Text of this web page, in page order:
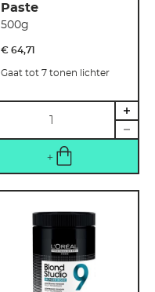
Paste
500g
€ 64,71
Gaat tot 7 tonen lichter